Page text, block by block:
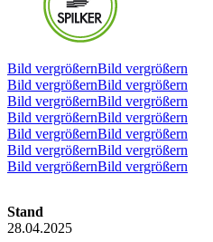
Bild vergrößernBild vergrößern
Bild vergrößernBild vergrößern
Bild vergrößernBild vergrößern
Bild vergrößernBild vergrößern
Bild vergrößernBild vergrößern
Bild vergrößernBild vergrößern
Bild vergrößernBild vergrößern
Stand
28.04.2025